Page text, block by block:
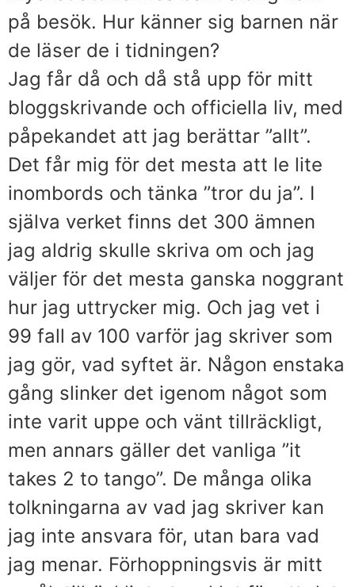
på besök. Hur känner sig barnen när
de läser de i tidningen?
Jag får då och då stå upp för mitt
bloggskrivande och officiella liv, med
påpekandet att jag berättar ”allt”.
Det får mig för det mesta att le lite
inombords och tänka ”tror du ja”. I
själva verket finns det 300 ämnen
jag aldrig skulle skriva om och jag
väljer för det mesta ganska noggrant
hur jag uttrycker mig. Och jag vet i
99 fall av 100 varför jag skriver som
jag gör, vad syftet är. Någon enstaka
gång slinker det igenom något som
inte varit uppe och vänt tillräckligt,
men annars gäller det vanliga ”it
takes 2 to tango”. De många olika
tolkningarna av vad jag skriver kan
jag inte ansvara för, utan bara vad
jag menar. Förhoppningsvis är mitt